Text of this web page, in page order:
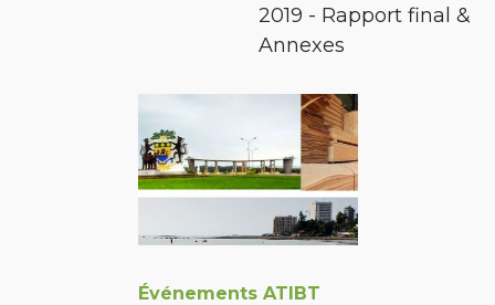
2019 - Rapport final &
Annexes
Événements ATIBT